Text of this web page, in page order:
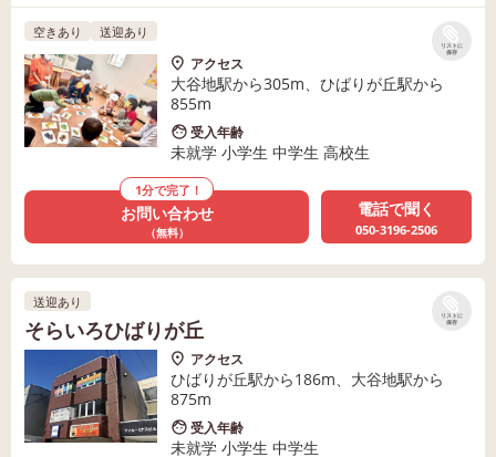
リストに
保存
空きあり 送迎あり
アクセス
大谷地駅から305m、ひばりが丘駅から
855m
受入年齢
未就学 小学生 中学生 高校生
1分で完了！
お問い合わせ
（無料）
電話で聞く
050-3196-2506
リストに
保存
送迎あり
そらいろひばりが丘
アクセス
ひばりが丘駅から186m、大谷地駅から
875m
受入年齢
未就学 小学生 中学生